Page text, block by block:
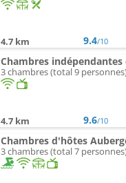
4.7 km 9.4/10
3 chambres (total 9
4.7 km 9.6/10
Chambres d'hôtes
3 chambres (total 7